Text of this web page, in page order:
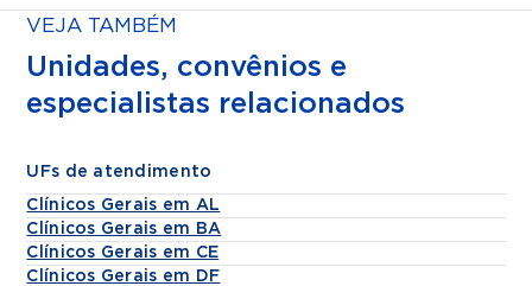
VEJA TAMBÉM
Unidades, convênios e
especialistas relacionados
UFs de atendimento
Clínicos Gerais em AL
Clínicos Gerais em BA
Clínicos Gerais em CE
Clínicos Gerais em DF